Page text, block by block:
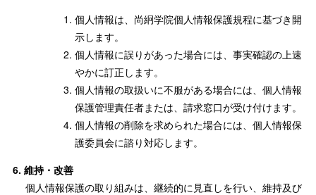
個人情報は、尚絅学院個人情報保護規程に基づき開
示します。
個人情報に誤りがあった場合には、事実確認の上速
やかに訂正します。
個人情報の取扱いに不服がある場合には、個人情報
保護管理責任者または、請求窓口が受け付けます。
個人情報の削除を求められた場合には、個人情報保
護委員会に諮り対応します。
維持・改善
個人情報保護の取り組みは、継続的に見直しを行い、維持及び